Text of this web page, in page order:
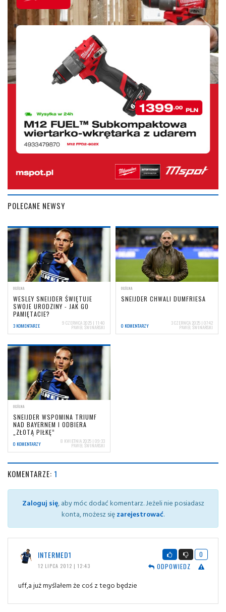
POLECANE NEWSY
OGÓLNA
WESLEY SNEIJDER ŚWIĘTUJE
SWOJE URODZINY - JAK GO
PAMIĘTACIE?
3 KOMENTARZE 9 CZERWCA 2025 | 11:40
PAWEŁ ŚWINARSKI
OGÓLNA
SNEIJDER CHWALI DUMFRIESA
0 KOMENTARZY 3 CZERWCA 2025 | 07:42
PAWEŁ ŚWINARSKI
OGÓLNA
SNEIJDER WSPOMINA TRIUMF
NAD BAYERNEM I ODBIERA
„ZŁOTĄ PIŁKĘ”
0 KOMENTARZY 8 KWIETNIA 2025 | 09:33
PAWEŁ ŚWINARSKI
KOMENTARZE: 1
Zaloguj się, aby móc dodać komentarz. Jeżeli nie posiadasz
konta, możesz sięzarejestrować.
INTERMED1
12 LIPCA 2012 | 12:43
0
ODPOWIEDZ
uff,a już myślałem że coś z tego będzie